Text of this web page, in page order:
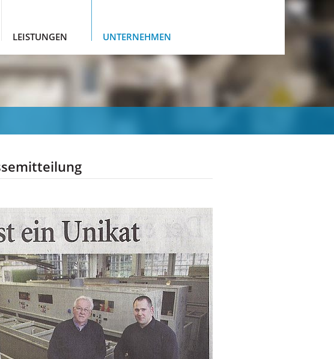
LEISTUNGEN UNTERNEHMEN